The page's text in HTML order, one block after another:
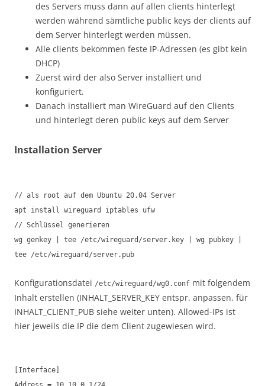
des Servers muss dann auf allen clients hinterlegt
werden während sämtliche public keys der clients auf
dem Server hinterlegt werden müssen.
Alle clients bekommen feste IP-Adressen (es gibt kein
DHCP)
Zuerst wird der also Server installiert und
konfiguriert.
Danach installiert man WireGuard auf den Clients
und hinterlegt deren public keys auf dem Server
Installation Server
// als root auf dem Ubuntu 20.04 Server
apt install wireguard iptables ufw
// Schlüssel generieren
wg genkey | tee /etc/wireguard/server.key | wg pubkey |
tee /etc/wireguard/server.pub
Konfigurationsdatei /etc/wireguard/wg0.conf mit folgendem
Inhalt erstellen (INHALT_SERVER_KEY entspr. anpassen, für
INHALT_CLIENT_PUB siehe weiter unten). Allowed-IPs ist
hier jeweils die IP die dem Client zugewiesen wird.
[Interface]